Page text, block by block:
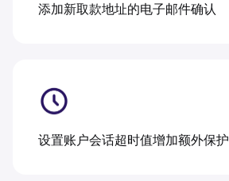
添加新取款地址的电子邮件确认
设置账户会话超时值增加额外保护